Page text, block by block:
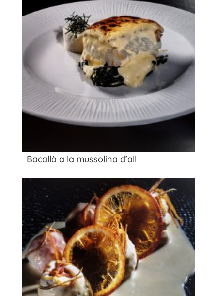
Bacallà a la mussolina d’all